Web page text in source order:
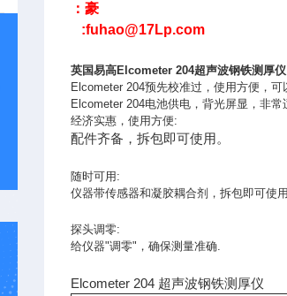
：豪
:fuhao@17Lp.com
英国易高Elcometer 204超声波钢铁测厚
Elcometer 204预先校准过，使用方便，
Elcometer 204电池供电，背光屏显，非
经济实惠，使用方便:
配件齐备，拆包即可使用。
随时可用:
仪器带传感器和凝胶耦合剂，拆包即可使
探头调零:
给仪器"调零"，确保测量准确.
Elcometer 204 超声波钢铁测厚仪